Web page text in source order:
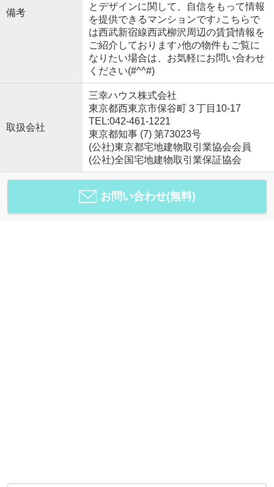
備考
とデザインに関して、自信をもって情報
を提供できるマンションです♪こちらで
は西武新宿線西武柳沢周辺の賃貸情報を
ご紹介しております♪他の物件もご覧に
なりたい場合は、お気軽にお問い合わせ
ください(#^^#)
取扱会社
三幸ハウス株式会社
東京都西東京市保谷町３丁目10-17
TEL:042-461-1221
東京都知事 (7) 第73023号
(公社)東京都宅地建物取引業協会会員
(公社)全国宅地建物取引業保証協会
お問い合わせ(無料)